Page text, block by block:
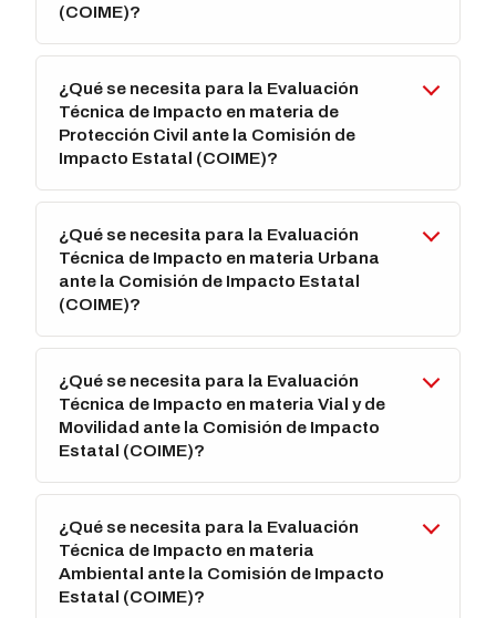
(COIME)?
¿Qué se necesita para la Evaluación
Técnica de Impacto en materia de
Protección Civil ante la Comisión de
Impacto Estatal (COIME)?
¿Qué se necesita para la Evaluación
Técnica de Impacto en materia Urbana
ante la Comisión de Impacto Estatal
(COIME)?
¿Qué se necesita para la Evaluación
Técnica de Impacto en materia Vial y de
Movilidad ante la Comisión de Impacto
Estatal (COIME)?
¿Qué se necesita para la Evaluación
Técnica de Impacto en materia
Ambiental ante la Comisión de Impacto
Estatal (COIME)?